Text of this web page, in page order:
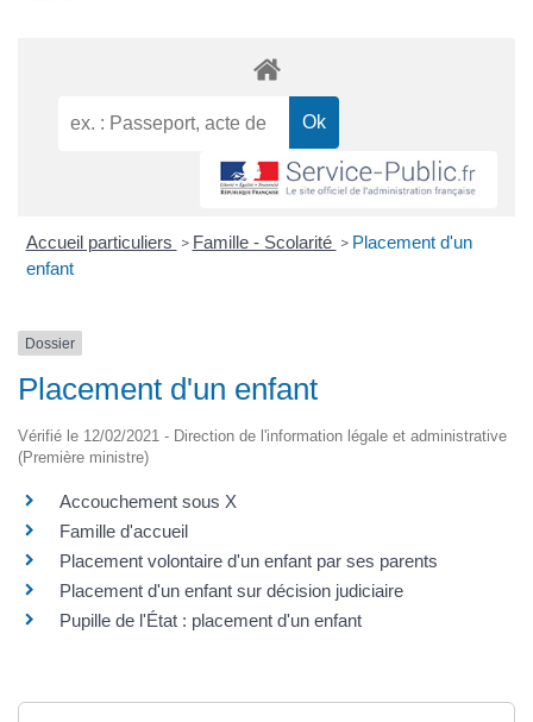
Accueil particuliers > Famille - Scolarité > Placement d'un
enfant
Dossier
Placement d'un enfant
Vérifié le 12/02/2021 - Direction de l'information légale et administrative
(Première ministre)
Accouchement sous X
Famille d'accueil
Placement volontaire d'un enfant par ses parents
Placement d'un enfant sur décision judiciaire
Pupille de l'État : placement d'un enfant